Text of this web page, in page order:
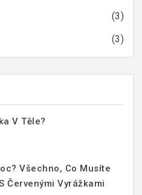
(3)
(3)
V Těle?
Všechno, Co Musíte
Červenými Vyrážkami